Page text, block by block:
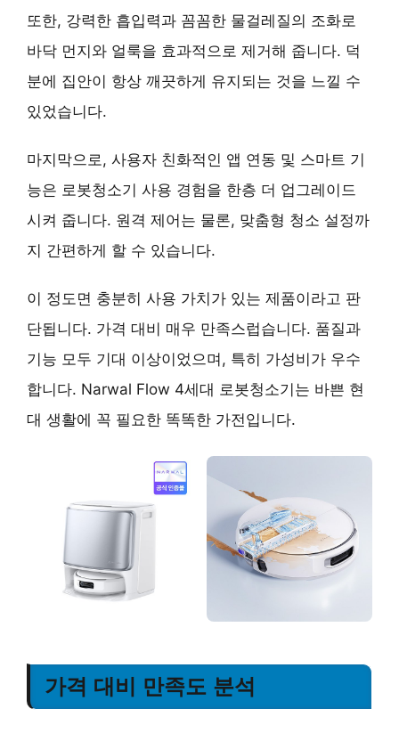
또한, 강력한 흡입력과 꼼꼼한 물걸레질의 조화로
바닥 먼지와 얼룩을 효과적으로 제거해 줍니다. 덕
분에 집안이 항상 깨끗하게 유지되는 것을 느낄 수
있었습니다.
마지막으로, 사용자 친화적인 앱 연동 및 스마트 기
능은 로봇청소기 사용 경험을 한층 더 업그레이드
시켜 줍니다. 원격 제어는 물론, 맞춤형 청소 설정까
지 간편하게 할 수 있습니다.
이 정도면 충분히 사용 가치가 있는 제품이라고 판
단됩니다. 가격 대비 매우 만족스럽습니다. 품질과
기능 모두 기대 이상이었으며, 특히 가성비가 우수
합니다. Narwal Flow 4세대 로봇청소기는 바쁜 현
대 생활에 꼭 필요한 똑똑한 가전입니다.
가격 대비 만족도 분석